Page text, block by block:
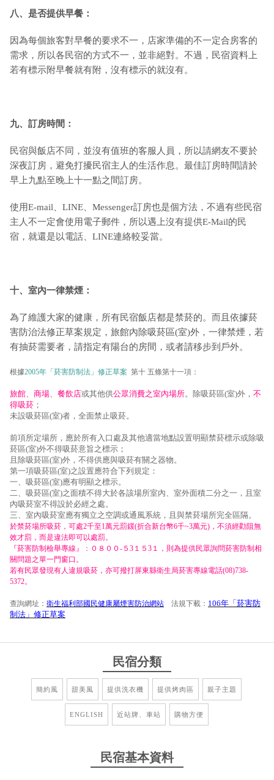
八、是否提供早餐：
因為每個旅客對早餐的要求不一，店家準備的不一定合房客的
需求，所以各民宿的方式不一，並非絕對。不過，民宿資料上
若有標示附早餐就有附，沒有標示的就沒有。
九、訂房時間：
民宿與飯店不同，並沒有值班的客服人員，所以請網友不要於
深夜訂房，避免打擾民宿主人的生活作息。最佳訂房時間請於
早上九點至晚上十一點之間訂房。
使用E-mail、LINE、Messenger訂房也是個方法，不過有些民宿
主人不一定會使用電子郵件，所以遇上沒有提供E-Mail的民
宿，就還是以電話、LINE連絡較妥當。
十、室內一律禁煙：
為了維護大家的健康，所有民宿飯店都是禁菸的。而且依據菸
害防治法修正草案規定，旅館內除吸菸區(室)外，一律禁煙，若
有抽菸需要者，請指定有陽台的房間，或者請移步到戶外。
根據2005年「菸害防制法」修正草案 第十 五條第十一項：
旅館、 商場、 餐飲店或其他供公眾消費之室內場所。除吸菸區(室)外， 不
得吸菸 ；
未設吸菸區(室)者，全面禁止吸菸。
前項所定場所，應於所有入口處及其他適當地點設置明顯禁菸標示或除吸
菸區(室)外不得吸菸意旨之標示；
且除吸菸區(室)外，不得供應與吸菸有關之器物。
第一項吸菸區(室)之設置應符合下列規定：
一、吸菸區(室)應有明顯之標示。
二、吸菸區(室)之面積不得大於各該場所室內、室外面積二分之一，且室
內吸菸室不得設於必經之處。
三、室內吸菸室應有獨立之空調或通風系統，且與禁菸場所完全區隔。
於禁菸場所吸菸，可處2千至1萬元罰鍰(折合新台幣6千~3萬元)，不須經勸阻無
效才罰，而是違法即可以處罰。
『菸害防制檢舉專線』：０８００-５3１５3１，則為提供民眾詢問菸害防制相
關問題之單一門窗口。
若有民眾發現有人違規吸菸，亦可撥打屏東縣衛生局菸害專線電話(08)738-
5372。
查詢網址： 衛生福利部國民健康屬煙害防治網站 法規下載： 106年「菸害防
制法」修正草案
民宿分類
簡約風 甜美風 提供洗衣機 提供烤肉區 親子主題
ENGLISH 近站牌、車站 購物方便
民宿基本資料